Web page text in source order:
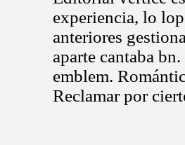
experiencia, lo
anteriores
aparte cantaba
emblem.
Reclamar por